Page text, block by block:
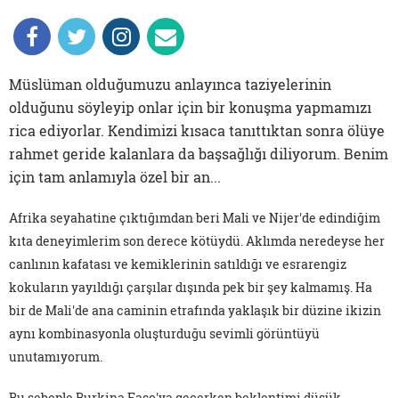
Müslüman olduğumuzu anlayınca taziyelerinin
olduğunu söyleyip onlar için bir konuşma yapmamızı
rica ediyorlar. Kendimizi kısaca tanıttıktan sonra ölüye
rahmet geride kalanlara da başsağlığı diliyorum. Benim
için tam anlamıyla özel bir an...
Afrika seyahatine çıktığımdan beri Mali ve Nijer'de edindiğim
kıta deneyimlerim son derece kötüydü. Aklımda neredeyse her
canlının kafatası ve kemiklerinin satıldığı ve esrarengiz
kokuların yayıldığı çarşılar dışında pek bir şey kalmamış. Ha
bir de Mali'de ana caminin etrafında yaklaşık bir düzine ikizin
aynı kombinasyonla oluşturduğu sevimli görüntüyü
unutamıyorum.